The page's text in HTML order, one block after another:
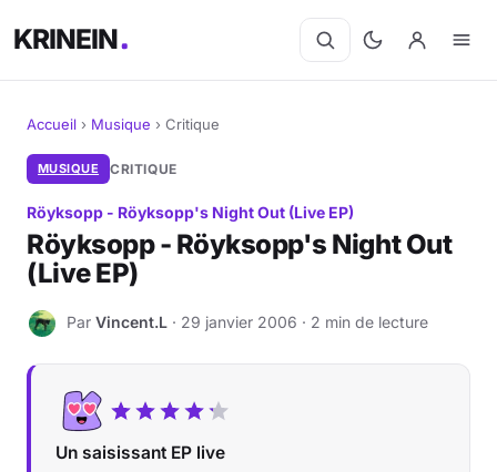
KRINEIN
Cinéma
Séries
Manga
BD
Livres
Jeux vidéo
Accueil › Musique › Critique
MUSIQUE CRITIQUE
Röyksopp - Röyksopp's Night Out (Live EP)
Röyksopp - Röyksopp's Night Out
(Live EP)
V Par Vincent.L · 29 janvier 2006 · 2 min de lecture
Un saisissant EP live